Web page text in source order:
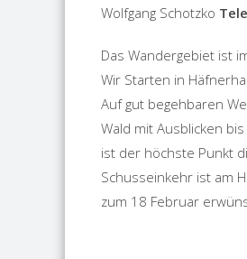
Wolfgang Schotzko
Das Wandergebiet ist
Wir Starten in
Auf gut begehbaren
Wald mit Ausblicken
ist der höchste Punkt
Schusseinkehr ist am
zum 18 Februar